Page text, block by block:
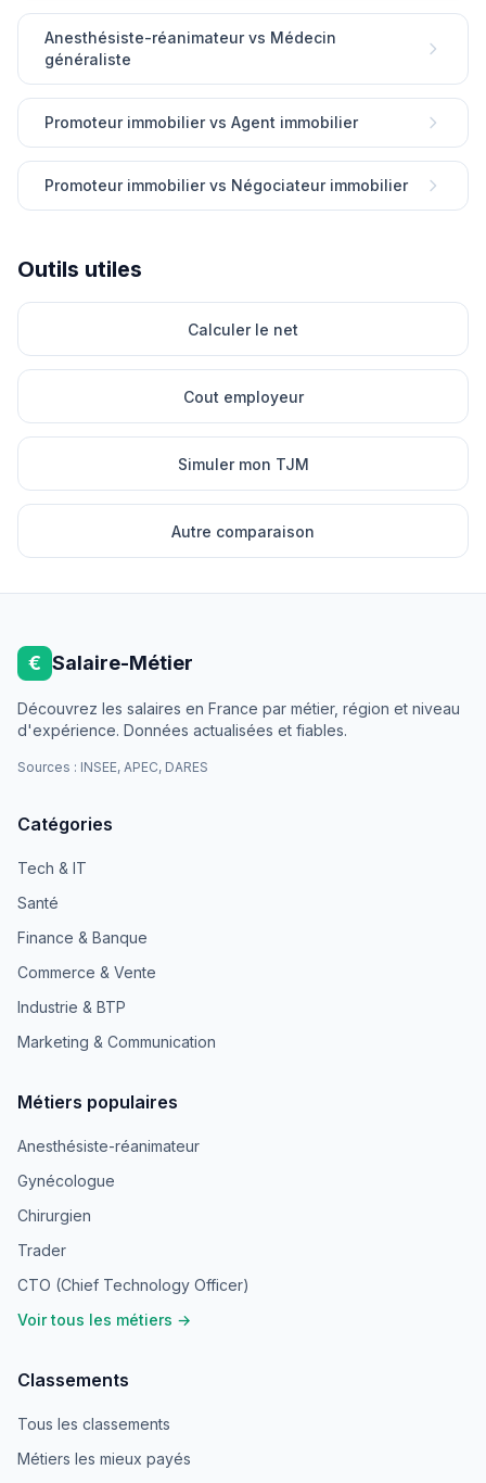
Anesthésiste-réanimateur vs Médecin
généraliste
Promoteur immobilier vs Agent immobilier
Promoteur immobilier vs Négociateur immobilier
Outils utiles
Calculer le net
Cout employeur
Simuler mon TJM
Autre comparaison
€ Salaire-Métier
Découvrez les salaires en France par métier, région et niveau
d'expérience. Données actualisées et fiables.
Sources : INSEE, APEC, DARES
Catégories
Tech & IT
Santé
Finance & Banque
Commerce & Vente
Industrie & BTP
Marketing & Communication
Métiers populaires
Anesthésiste-réanimateur
Gynécologue
Chirurgien
Trader
CTO (Chief Technology Officer)
Voir tous les métiers →
Classements
Tous les classements
Métiers les mieux payés